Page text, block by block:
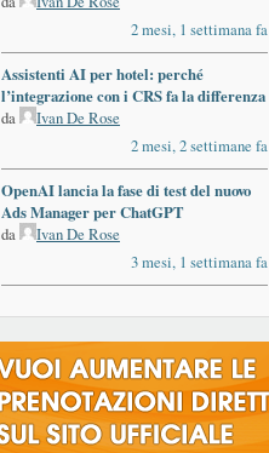
2 mesi, 1 settimana fa
Assistenti AI per hotel: perché
l’integrazione con i CRS fa la differenza
da
Ivan De Rose
2 mesi, 2 settimane fa
OpenAI lancia la fase di test del nuovo
Ads Manager per ChatGPT
da
Ivan De Rose
3 mesi, 1 settimana fa